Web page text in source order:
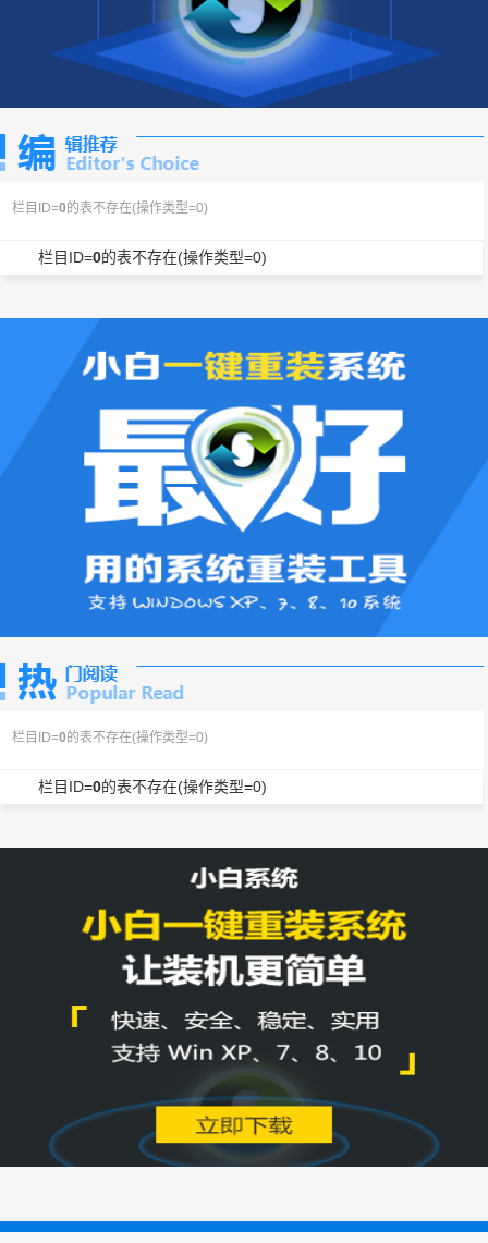
栏目ID=0的表不存在(操作类型=0)
栏目ID=0的表不存在(操作类型=0)
栏目ID=0的表不存在(操作类型=0)
栏目ID=0的表不存在(操作类型=0)